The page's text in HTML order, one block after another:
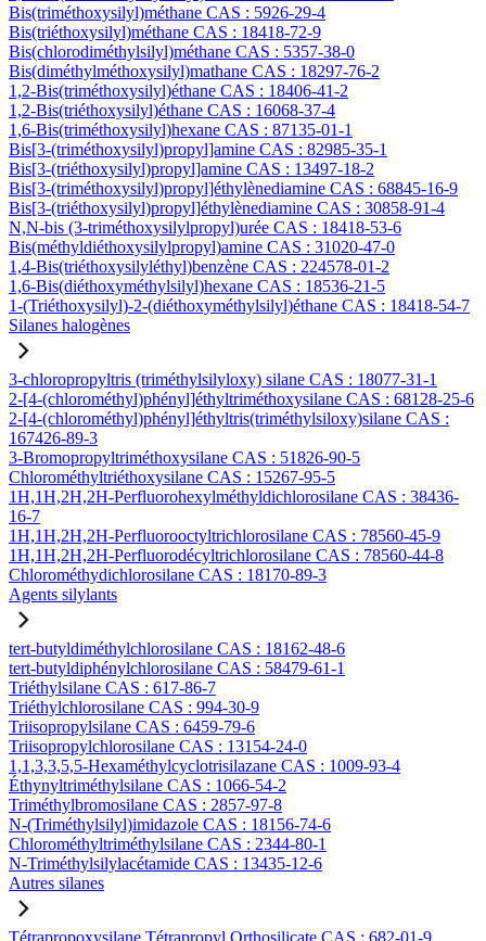
Bis(triméthoxysilyl)méthane CAS : 5926-29-4
Bis(triéthoxysilyl)méthane CAS : 18418-72-9
Bis(chlorodiméthylsilyl)méthane CAS : 5357-38-0
Bis(diméthylméthoxysilyl)mathane CAS : 18297-76-2
1,2-Bis(triméthoxysilyl)éthane CAS : 18406-41-2
1,2-Bis(triéthoxysilyl)éthane CAS : 16068-37-4
1,6-Bis(triméthoxysilyl)hexane CAS : 87135-01-1
Bis[3-(triméthoxysilyl)propyl]amine CAS : 82985-35-1
Bis[3-(triéthoxysilyl)propyl]amine CAS : 13497-18-2
Bis[3-(triméthoxysilyl)propyl]éthylènediamine CAS : 68845-16-9
Bis[3-(triéthoxysilyl)propyl]éthylènediamine CAS : 30858-91-4
N,N-bis (3-triméthoxysilylpropyl)urée CAS : 18418-53-6
Bis(méthyldiéthoxysilylpropyl)amine CAS : 31020-47-0
1,4-Bis(triéthoxysilyléthyl)benzène CAS : 224578-01-2
1,6-Bis(diéthoxyméthylsilyl)hexane CAS : 18536-21-5
1-(Triéthoxysilyl)-2-(diéthoxyméthylsilyl)éthane CAS : 18418-54-7
Silanes halogènes
3-chloropropyltris (triméthylsilyloxy) silane CAS : 18077-31-1
2-[4-(chlorométhyl)phényl]éthyltriméthoxysilane CAS : 68128-25-6
2-[4-(chlorométhyl)phényl]éthyltris(triméthylsiloxy)silane CAS :
167426-89-3
3-Bromopropyltriméthoxysilane CAS : 51826-90-5
Chlorométhyltriéthoxysilane CAS : 15267-95-5
1H,1H,2H,2H-Perfluorohexylméthyldichlorosilane CAS : 38436-
16-7
1H,1H,2H,2H-Perfluorooctyltrichlorosilane CAS : 78560-45-9
1H,1H,2H,2H-Perfluorodécyltrichlorosilane CAS : 78560-44-8
Chlorométhydichlorosilane CAS : 18170-89-3
Agents silylants
tert-butyldiméthylchlorosilane CAS : 18162-48-6
tert-butyldiphénylchlorosilane CAS : 58479-61-1
Triéthylsilane CAS : 617-86-7
Triéthylchlorosilane CAS : 994-30-9
Triisopropylsilane CAS : 6459-79-6
Triisopropylchlorosilane CAS : 13154-24-0
1,1,3,3,5,5-Hexaméthylcyclotrisilazane CAS : 1009-93-4
Éthynyltriméthylsilane CAS : 1066-54-2
Triméthylbromosilane CAS : 2857-97-8
N-(Triméthylsilyl)imidazole CAS : 18156-74-6
Chlorométhyltriméthylsilane CAS : 2344-80-1
N-Triméthylsilylacétamide CAS : 13435-12-6
Autres silanes
Tétrapropoxysilane Tétrapropyl Orthosilicate CAS : 682-01-9